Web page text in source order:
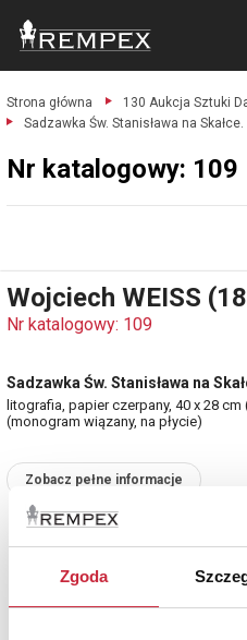
Zgoda
Strona główna
130 Aukcja Sztuki
Sadzawka Św. Stanisława na Skałce.
Nr katalogowy: 109
Wojciech WEISS
Nr katalogowy: 109
Sadzawka Św. Stanisława na
litografia, papier czerpany, 40 x 28
(monogram wiązany, na płycie)
Zobacz pełne informacje